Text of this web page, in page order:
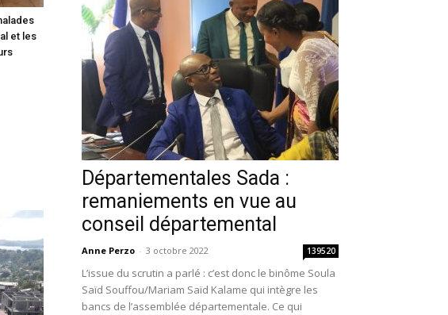
et les
Départementales Sada :
remaniements en vue au
conseil départemental
Anne Perzo - 3 octobre 2022 139520
L’issue du scrutin a parlé : c’est donc le binôme Soula
Saïd Souffou/Mariam Saïd Kalame qui intègre les
bancs de l’assemblée départementale. Ce qui